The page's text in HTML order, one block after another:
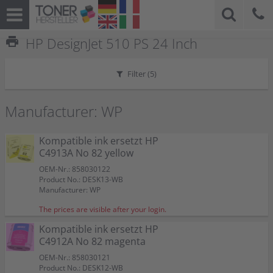
print HP DesignJet 510 PS 24 Inch
Filter (5)
Manufacturer: WP
Kompatible ink ersetzt HP
C4913A No 82 yellow
OEM-Nr.: 858030122
Product No.: DESK13-WB
Manufacturer: WP
The prices are visible after your login.
Kompatible ink ersetzt HP
C4912A No 82 magenta
OEM-Nr.: 858030121
Product No.: DESK12-WB